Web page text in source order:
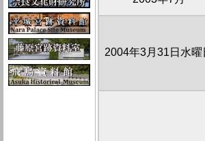
2004年3月31日水曜